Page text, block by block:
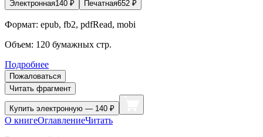
Электронная140 ₽ Печатная652 ₽
Формат: epub, fb2, pdfRead, mobi
Объем: 120 бумажных стр.
Подробнее
Пожаловаться
Читать фрагмент
Купить электронную — 140 ₽
О книгеОглавлениеЧитать